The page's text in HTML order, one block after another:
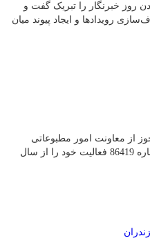
روز خبرنگار را تبریک گفت و
رویدادها و ایجاد پیوند میان
از معاونت امور مطبوعاتی
وزارت فرهنگ و ارشاد اسلامی به شماره 86419 فعالیت خود را از سال